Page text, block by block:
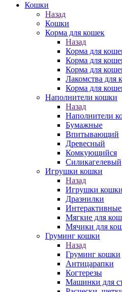
Кошки
Назад
Кошки
Корма для кошек
Назад
Корма для
Корма для
Корма для
Лакомства для
Корма для
Наполнители кошки
Назад
Наполнители
Бумажные
Впитывающий
Древесный
Комкующийся
Силикагелевый
Игрушки кошки
Назад
Игрушки кошки
Дразнилки
Мягкие для
Мячики для
Груминг кошки
Назад
Груминг кошки
Антицарапки
Когтерезы
Машинки для